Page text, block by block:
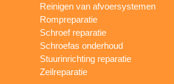
Reinigen van afvoersystemen
Rompreparatie
Schroef reparatie
Schroefas onderhoud
Stuurinrichting reparatie
Zeilreparatie